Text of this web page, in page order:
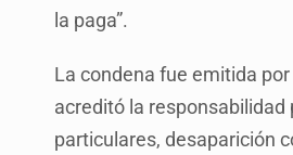
la paga”.
La condena fue emitida
acreditó la
particulares, desaparición